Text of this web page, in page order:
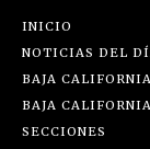
INICIO
NOTICIAS DEL
BAJA CALIFORNIA
BAJA
SECCIONES